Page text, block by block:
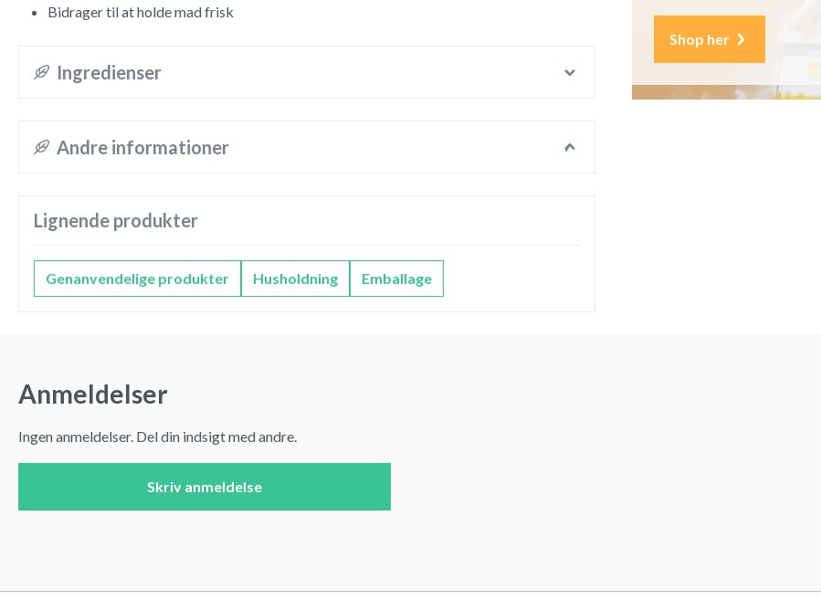
Bidrager til at holde mad frisk
Ingredienser
Andre informationer
Lignende produkter
Genanvendelige produkter Husholdning Emballage
Shop her
Anmeldelser
Ingen anmeldelser. Del din indsigt med andre.
Skriv anmeldelse